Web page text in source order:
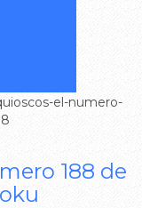
el-numero-
188 de